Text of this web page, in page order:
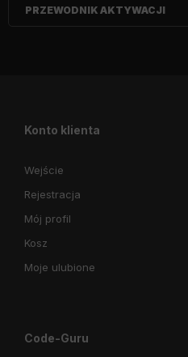
PRZEWODNIK AKTYWACJI
Konto klienta
Wejście
Rejestracja
Mój profil
Kosz
Moje ulubione
Code-Guru